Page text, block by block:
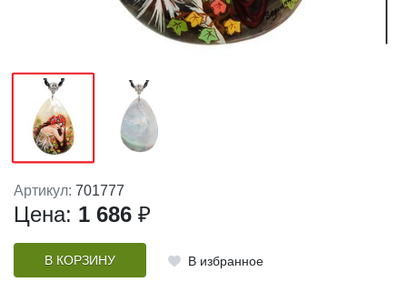
Артикул: 701777
Цена: 1 686 ₽
В КОРЗИНУ В избранное